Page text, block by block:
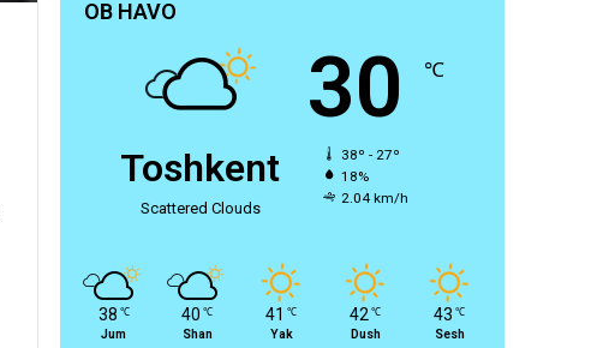
OB HAVO
Toshkent
Scattered Clouds
30 ℃
38º - 27º
18%
2.04 km/h
38 ℃
Jum
40 ℃
Shan
41 ℃
Yak
42 ℃
Dush
43 ℃
Sesh